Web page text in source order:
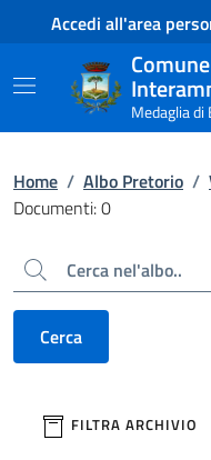
Contenuto principale
Piede di paginaAccedi all'area
Medaglia di
Home / Albo Pretorio /
Documenti: 0
Cerca
Cerca
filtri da
FILTRA ARCHIVIO